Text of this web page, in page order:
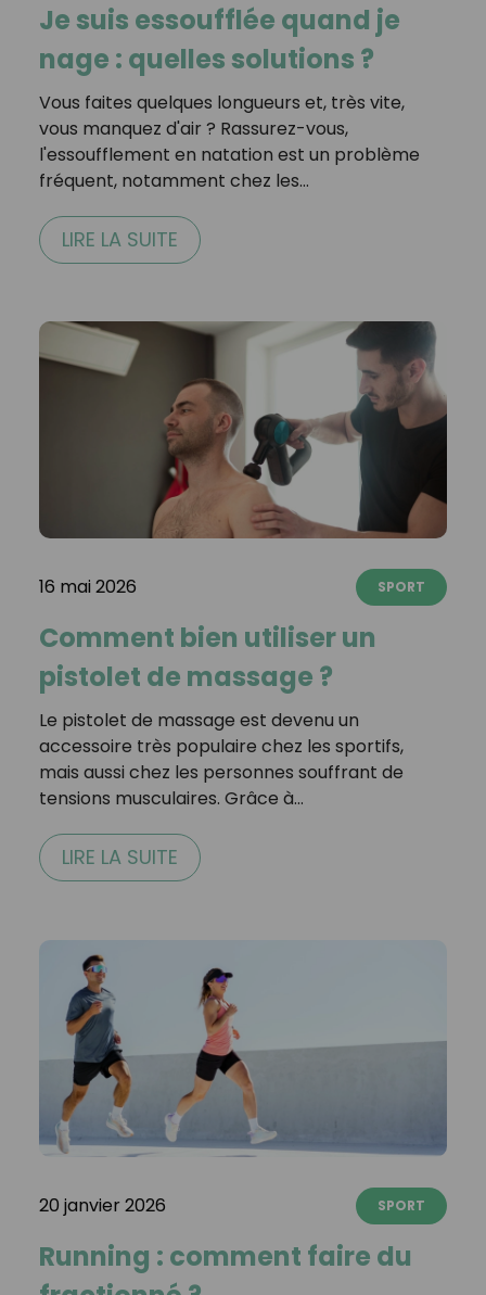
Je suis essoufflée quand je
nage : quelles solutions ?
Vous faites quelques longueurs et, très vite,
vous manquez d'air ? Rassurez-vous,
l'essoufflement en natation est un problème
fréquent, notamment chez les…
LIRE LA SUITE
16 mai 2026 SPORT
Comment bien utiliser un
pistolet de massage ?
Le pistolet de massage est devenu un
accessoire très populaire chez les sportifs,
mais aussi chez les personnes souffrant de
tensions musculaires. Grâce à…
LIRE LA SUITE
20 janvier 2026 SPORT
Running : comment faire du